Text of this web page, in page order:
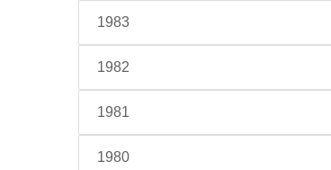
1983
1982
1981
1980